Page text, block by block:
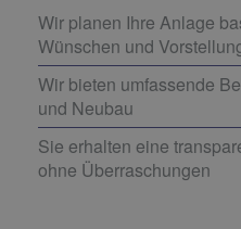
Wir planen Ihre Anlage
Wünschen und
Wir bieten umfassende
und Neubau
Sie erhalten eine
ohne Überraschungen